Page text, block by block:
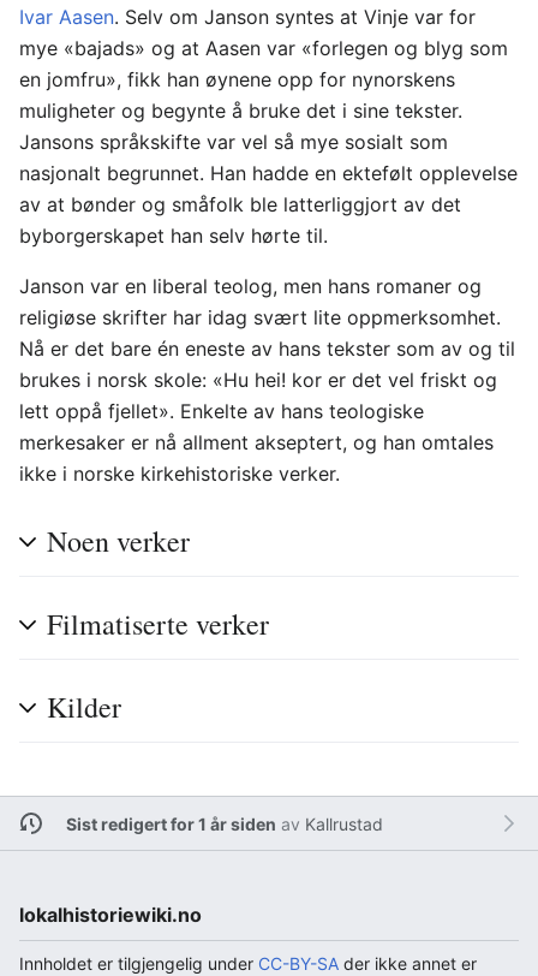
Ivar Aasen. Selv om Janson syntes at Vinje var for
mye «bajads» og at Aasen var «forlegen og blyg som
en jomfru», fikk han øynene opp for nynorskens
muligheter og begynte å bruke det i sine tekster.
Jansons språkskifte var vel så mye sosialt som
nasjonalt begrunnet. Han hadde en ektefølt opplevelse
av at bønder og småfolk ble latterliggjort av det
byborgerskapet han selv hørte til.
Janson var en liberal teolog, men hans romaner og
religiøse skrifter har idag svært lite oppmerksomhet.
Nå er det bare én eneste av hans tekster som av og til
brukes i norsk skole: «Hu hei! kor er det vel friskt og
lett oppå fjellet». Enkelte av hans teologiske
merkesaker er nå allment akseptert, og han omtales
ikke i norske kirkehistoriske verker.
Noen verker
Filmatiserte verker
Kilder
Sist redigert for 1 år siden av Kallrustad
lokalhistoriewiki.no
Innholdet er tilgjengelig under CC-BY-SA der ikke annet er